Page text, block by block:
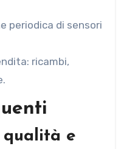
periodica di sensori
ricambi,
qualità e